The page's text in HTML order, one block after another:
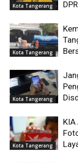
Kota Tangerang
Kota Tangerang
Kota Tangerang
Kota Tangerang
KIA